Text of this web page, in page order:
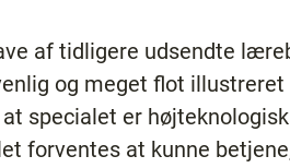
af tidligere udsendte
og meget flot illustreret
specialet er
forventes at kunne